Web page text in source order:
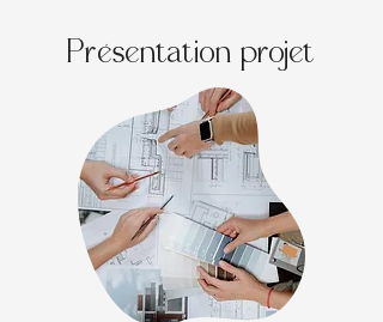
Présentation projet